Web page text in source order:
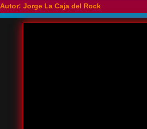
Autor: Jorge La Caja del Rock